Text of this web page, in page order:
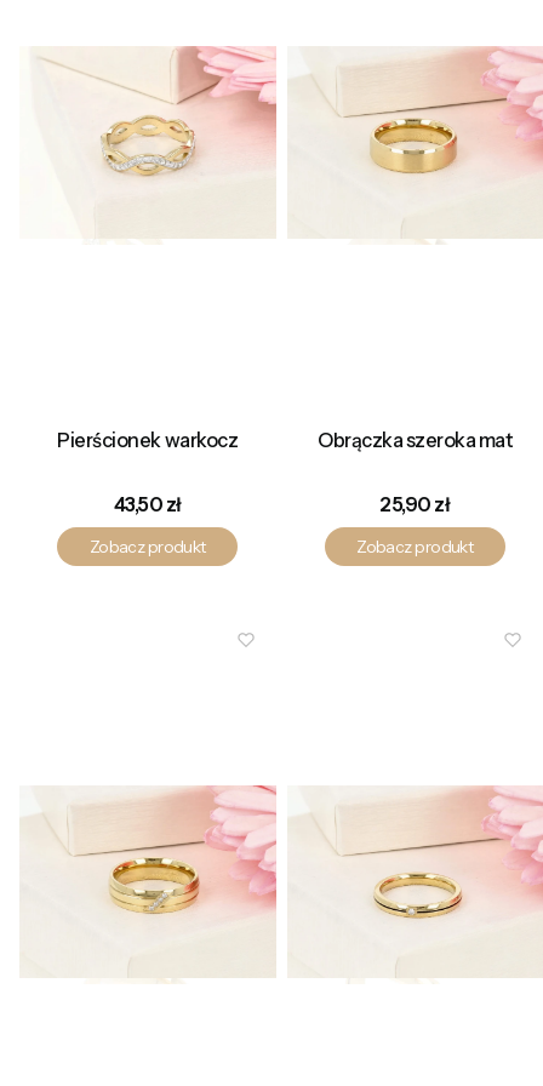
Pierścionek warkocz
Cena
43,50 zł
Zobacz produkt
Obrączka szeroka mat
Cena
25,90 zł
Zobacz produkt